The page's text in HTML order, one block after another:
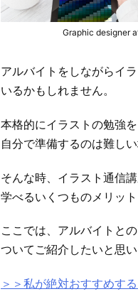
Graphic designer
アルバイトをしながらイ
いるかもしれません。
本格的にイラストの勉強
自分で準備するのは難しい
そんな時、イラスト通信
学べるいくつものメリッ
ここでは、アルバイトと
ついてご紹介したいと思い
＞＞私が絶対おすすめす